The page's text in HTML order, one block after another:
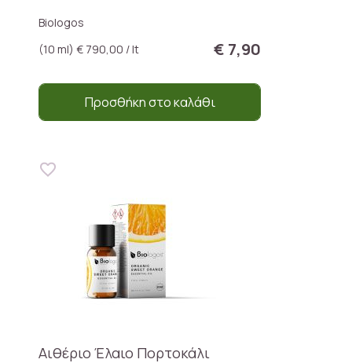
Biologos
(10 ml) € 790,00 / lt
€ 7,90
Προσθήκη στο καλάθι
Αιθέριο Έλαιο Πορτοκάλι